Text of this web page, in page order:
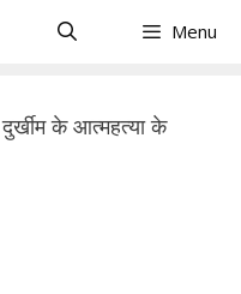
Menu
के आत्महत्या के